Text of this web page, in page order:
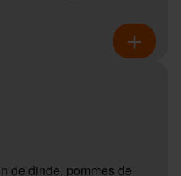
de dinde, pommes de